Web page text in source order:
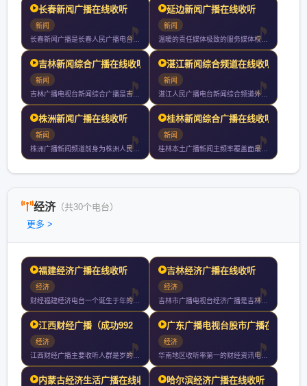
长春新闻广播在线收听
新闻
长春新闻广播是长春人民广播电台下属的新闻广播频率采用调频兆赫
延边新闻广播在线收听
新闻
温暖的责任媒体极致的服务媒体权威的专业媒体接地气的陪伴媒体新
吉林新闻综合广播在线收听
新闻
吉林广播电视台新闻综合广播是吉林广播电视台旗下以新闻资讯为主
湛江新闻综合频道在线收听
新闻
湛江人民广播电台新闻综合频道外文名是湛江人民广播电台旗下的频
株洲新闻广播在线收听
新闻
株洲广播新闻频道前身为株洲人民广播电台覆盖株洲长沙湘潭等地全
桂林新闻综合广播在线收听
新闻
桂林本土广播新闻主频率覆盖面最广影响力最大的调频广播桂林新闻
经济（共30个电台）
更多 >
福建经济广播在线收听
经济
财经福建经济电台一个诞生于年的广播品牌拥有超过年的品牌积累他
吉林经济广播在线收听
经济
吉林市广播电视台经济广播是吉林市广播电视台旗下广播频率成立于
江西财经广播（成功992
经济
江西财经广播主要收听人群是岁的工商企业界人士有车一族他们是拥
广东广播电视台股市广播在
经济
华南地区收听率第一的财经资讯电台实时直击股票期货外汇黄金交易
内蒙古经济生活广播在线收 哈尔滨经济广播在线收听